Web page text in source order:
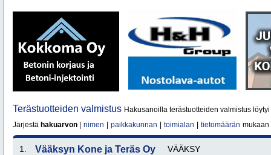
Terästuotteiden valmistus Hakusanoilla terästuotteiden valmistus löytyi
Järjestä hakuarvon nimen paikkakunnan toimialan tietomäärän mukaan
1. Vääksyn Kone ja Teräs Oy VÄÄKSY